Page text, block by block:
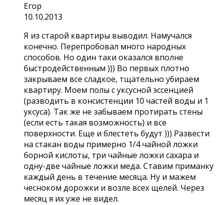
Егор
10.10.2013
Я из старой квартиры выводил. Намучался
конечно. Перепробовал много народных
способов. Но один таки оказался вполне
быстродейственным ))) Во первых плотно
закрываем все сладкое, тщательно убираем
квартиру. Моем полы с уксусной эссенцией
(разводить в консистенции 10 частей воды и 1
уксуса). Так же не забываем протирать стены
(если есть такая возможность) и все
поверхности. Еще и блестеть будут ))) Развести
на стакан воды примерно 1/4 чайной ложки
борной кислоты, три чайные ложки сахара и
одну-две чайные ложки меда. Ставим приманку
каждый день в течение месяца. Ну и мажем
чесноком дорожки и возле всех щелей. Через
месяц я их уже не видел.